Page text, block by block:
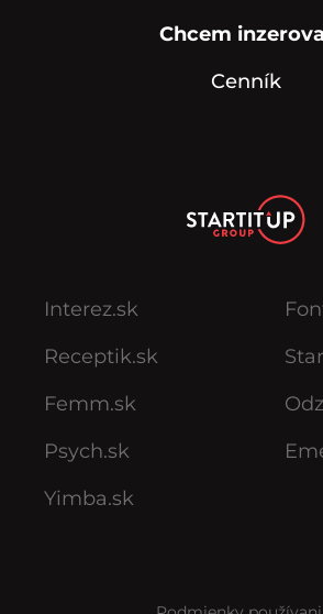
Chcem
Cenník
Interez.sk
Receptik.sk
Femm.sk
Psych.sk
Yimba.sk